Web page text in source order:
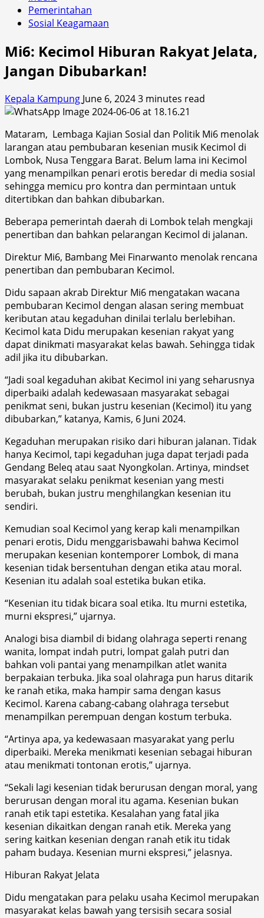
Pemerintahan
Sosial Keagamaan
Mi6: Kecimol Hiburan Rakyat Jelata,
Jangan Dibubarkan!
Kepala Kampung June 6, 20243 minutes read
Mataram, Lembaga Kajian Sosial dan Politik Mi6 menolak
larangan atau pembubaran kesenian musik Kecimol di
Lombok, Nusa Tenggara Barat. Belum lama ini Kecimol
yang menampilkan penari erotis beredar di media sosial
sehingga memicu pro kontra dan permintaan untuk
ditertibkan dan bahkan dibubarkan.
Beberapa pemerintah daerah di Lombok telah mengkaji
penertiban dan bahkan pelarangan Kecimol di jalanan.
Direktur Mi6, Bambang Mei Finarwanto menolak rencana
penertiban dan pembubaran Kecimol.
Didu sapaan akrab Direktur Mi6 mengatakan wacana
pembubaran Kecimol dengan alasan sering membuat
keributan atau kegaduhan dinilai terlalu berlebihan.
Kecimol kata Didu merupakan kesenian rakyat yang
dapat dinikmati masyarakat kelas bawah. Sehingga tidak
adil jika itu dibubarkan.
“Jadi soal kegaduhan akibat Kecimol ini yang seharusnya
diperbaiki adalah kedewasaan masyarakat sebagai
penikmat seni, bukan justru kesenian (Kecimol) itu yang
dibubarkan,” katanya, Kamis, 6 Juni 2024.
Kegaduhan merupakan risiko dari hiburan jalanan. Tidak
hanya Kecimol, tapi kegaduhan juga dapat terjadi pada
Gendang Beleq atau saat Nyongkolan. Artinya, mindset
masyarakat selaku penikmat kesenian yang mesti
berubah, bukan justru menghilangkan kesenian itu
sendiri.
Kemudian soal Kecimol yang kerap kali menampilkan
penari erotis, Didu menggarisbawahi bahwa Kecimol
merupakan kesenian kontemporer Lombok, di mana
kesenian tidak bersentuhan dengan etika atau moral.
Kesenian itu adalah soal estetika bukan etika.
“Kesenian itu tidak bicara soal etika. Itu murni estetika,
murni ekspresi,” ujarnya.
Analogi bisa diambil di bidang olahraga seperti renang
wanita, lompat indah putri, lompat galah putri dan
bahkan voli pantai yang menampilkan atlet wanita
berpakaian terbuka. Jika soal olahraga pun harus ditarik
ke ranah etika, maka hampir sama dengan kasus
Kecimol. Karena cabang-cabang olahraga tersebut
menampilkan perempuan dengan kostum terbuka.
“Artinya apa, ya kedewasaan masyarakat yang perlu
diperbaiki. Mereka menikmati kesenian sebagai hiburan
atau menikmati tontonan erotis,” ujarnya.
“Sekali lagi kesenian tidak berurusan dengan moral, yang
berurusan dengan moral itu agama. Kesenian bukan
ranah etik tapi estetika. Kesalahan yang fatal jika
kesenian dikaitkan dengan ranah etik. Mereka yang
sering kaitkan kesenian dengan ranah etik itu tidak
paham budaya. Kesenian murni ekspresi,” jelasnya.
Hiburan Rakyat Jelata
Didu mengatakan para pelaku usaha Kecimol merupakan
masyarakat kelas bawah yang tersisih secara sosial